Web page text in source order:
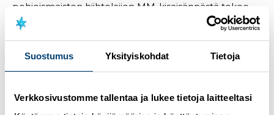
Suostumus Yksityiskohdat Tietoja
Verkkosivustomme tallentaa ja lukee tietoja laitteeltasi
pohjoismaisten hiihtolajien MM-kisaisännästä tekee
FIS:n hallitus FIS Kongressissa toukokuussa 2024.
Lahden vuoden 2029 MM-hakua varten on
perustettu erillinen hakukomitea, jonka tehtävänä on
Haapasalmija varapuheenjohtajana Lahden
kaupunginjohtaja Pekka Timonen. Hakukomitean